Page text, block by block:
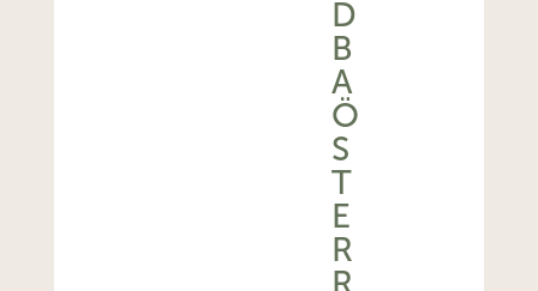
D
B
A
Ö
S
T
E
R
R